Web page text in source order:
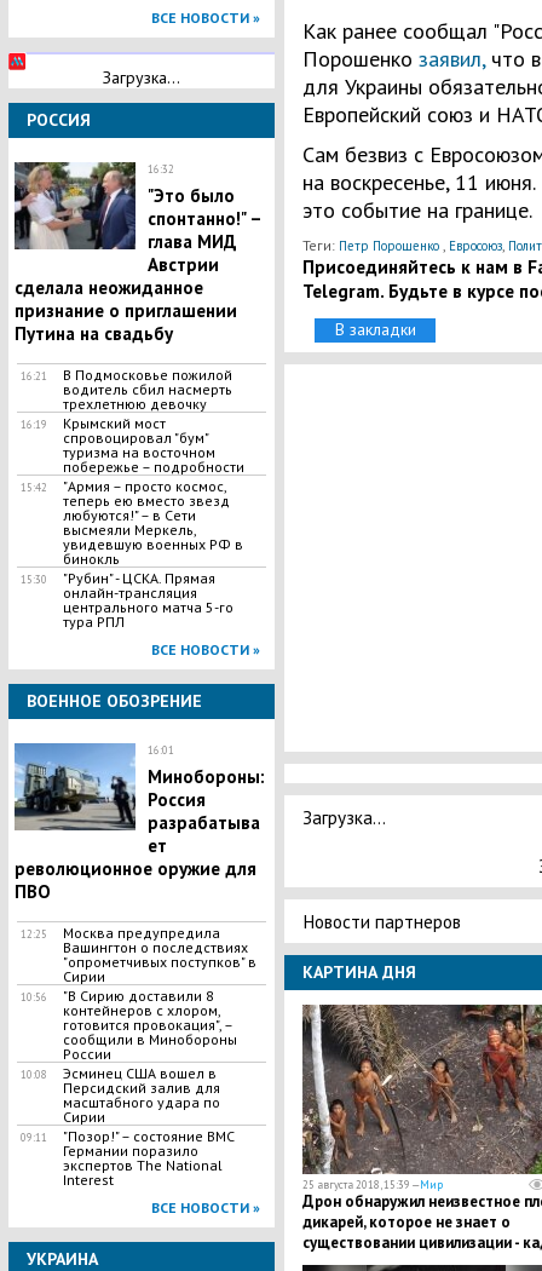
ВСЕ НОВОСТИ »
Загрузка...
РОССИЯ
16:32
"Это было
спонтанно!" –
глава МИД
Австрии
сделала неожиданное
признание о приглашении
Путина на свадьбу
16:21
В Подмосковье пожилой
водитель сбил насмерть
трехлетнюю девочку
16:19
Крымский мост
спровоцировал "бум"
туризма на восточном
побережье – подробности
15:42
"Армия – просто космос,
теперь ею вместо звезд
любуются!" – в Сети
высмеяли Меркель,
увидевшую военных РФ в
бинокль
15:30
"Рубин" - ЦСКА. Прямая
онлайн-трансляция
центрального матча 5-го
тура РПЛ
ВСЕ НОВОСТИ »
ВОЕННОЕ ОБОЗРЕНИЕ
16:01
Минобороны:
Россия
разрабатыва
ет
революционное оружие для
ПВО
12:25
Москва предупредила
Вашингтон о последствиях
"опрометчивых поступков" в
Сирии
10:56
"В Сирию доставили 8
контейнеров с хлором,
готовится провокация", –
сообщили в Минобороны
России
10:08
Эсминец США вошел в
Персидский залив для
масштабного удара по
Сирии
09:11
"Позор!" – состояние ВМС
Германии поразило
экспертов The National
Interest
ВСЕ НОВОСТИ »
УКРАИНА
Как ранее сообщал
Порошенко заявил,что
для Украины
Европейский союз и
Сам безвиз с
на воскресенье, 11
это событие на границе.
Теги: Петр Порошенко, Евросоюз,
Присоединяйтесь к нам в
Telegram. Будьте в курсе
В закладки
Загрузка...
Новости партнеров
КАРТИНА ДНЯ
25 августа 2018, 15:39 —Мир
​Дрон обнаружил неизвестное
дикарей, которое не знает о
существовании цивилизации -